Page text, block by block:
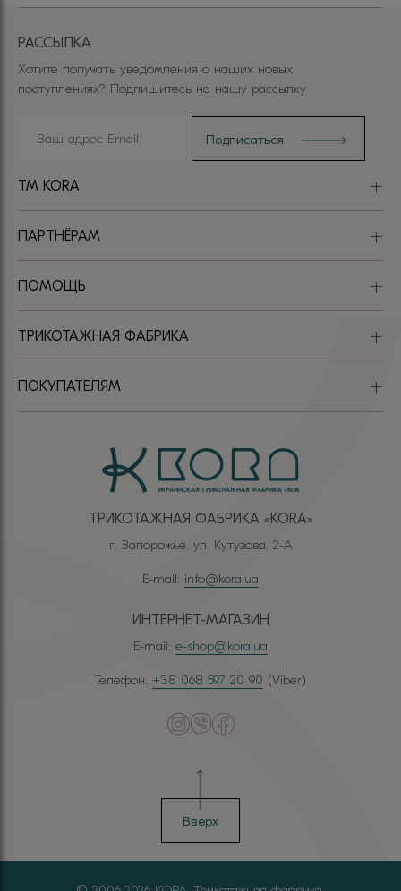
ТРИКОТАЖНАЯ ФАБРИКА «КОRА»
г. Запорожье, ул. Кутузова, 2-А
E-mail: info@kora.ua
ИНТЕРНЕТ-МАГАЗИН
E-mail: e-shop@kora.ua
Телефон: +38 068 597 20 90 (Viber)
TM KORA
ПАРТНЁРАМ
ПОМОЩЬ
ТРИКОТАЖНАЯ ФАБРИКА
ПОКУПАТЕЛЯМ
РАССЫЛКА
Хотите получать уведомления о наших новых
поступлениях? Подпишитесь на нашу рассылку
Вверх